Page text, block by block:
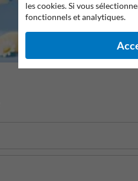
les cookies. Si vous
fonctionnels et analytiques.